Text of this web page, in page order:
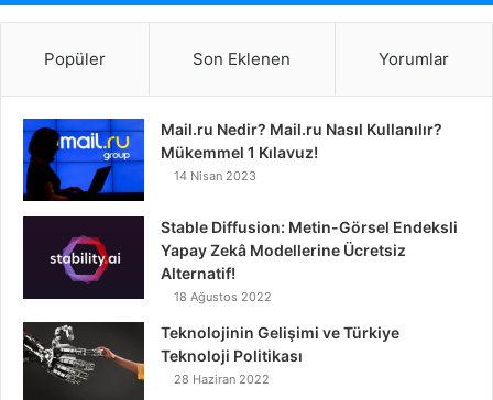
Popüler Son Eklenen Yorumlar
Mail.ru Nedir? Mail.ru Nasıl Kullanılır?
Mükemmel 1 Kılavuz!
14 Nisan 2023
Stable Diffusion: Metin-Görsel Endeksli
Yapay Zekâ Modellerine Ücretsiz
Alternatif!
18 Ağustos 2022
Teknolojinin Gelişimi ve Türkiye
Teknoloji Politikası
28 Haziran 2022